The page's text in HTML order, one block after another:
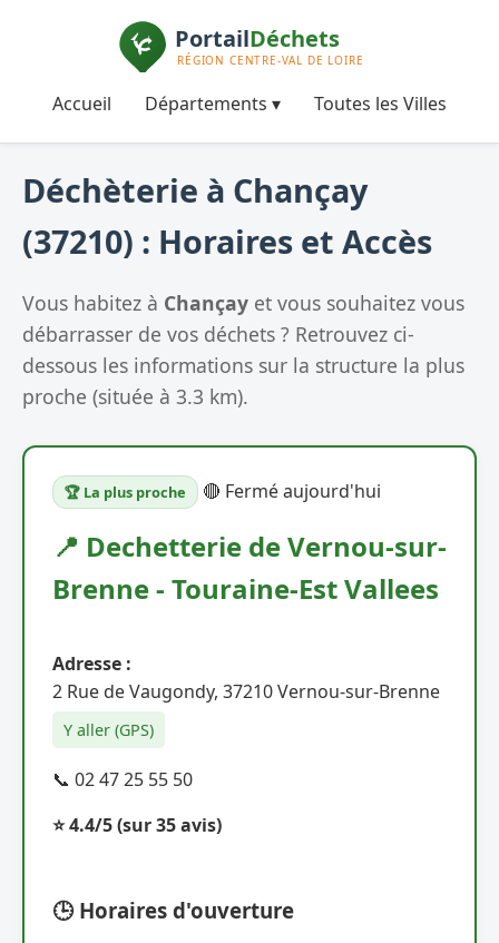
Accueil Départements ▾ Toutes les Villes
Déchèterie à Chançay
(37210) : Horaires et Accès
Vous habitez à Chançay et vous souhaitez vous
débarrasser de vos déchets ? Retrouvez ci-
dessous les informations sur la structure la plus
proche (située à 3.3 km).
🏆 La plus proche 🔴 Fermé aujourd'hui
📍 Dechetterie de Vernou-sur-
Brenne - Touraine-Est Vallees
Adresse :
2 Rue de Vaugondy, 37210 Vernou-sur-Brenne
Y aller (GPS)
📞 02 47 25 55 50
⭐ 4.4/5(sur 35 avis)
🕒 Horaires d'ouverture